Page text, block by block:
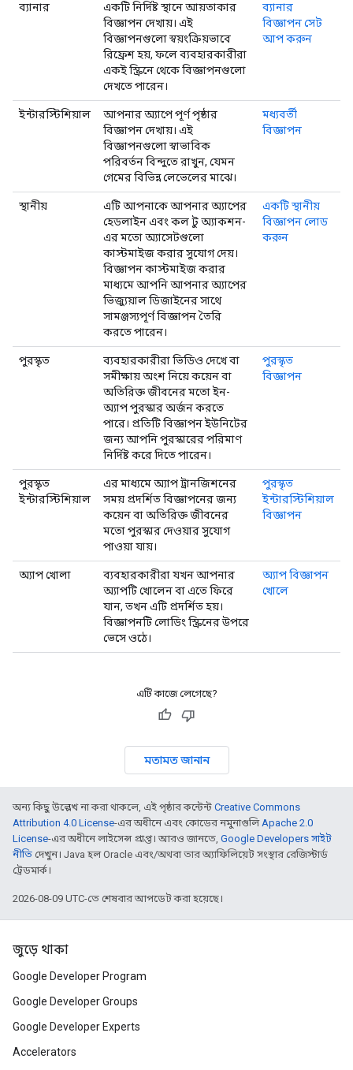
ব্যানার
একটি নির্দিষ্ট স্থানে আয়তাকার
বিজ্ঞাপন দেখায়। এই
বিজ্ঞাপনগুলো স্বয়ংক্রিয়ভাবে
রিফ্রেশ হয়, ফলে ব্যবহারকারীরা
একই স্ক্রিনে থেকে বিজ্ঞাপনগুলো
দেখতে পারেন।
ব্যানার
বিজ্ঞাপন সেট
আপ করুন
ইন্টারস্টিশিয়াল
আপনার অ্যাপে পূর্ণ পৃষ্ঠার
বিজ্ঞাপন দেখায়। এই
বিজ্ঞাপনগুলো স্বাভাবিক
পরিবর্তন বিন্দুতে রাখুন, যেমন
গেমের বিভিন্ন লেভেলের মাঝে।
মধ্যবর্তী
বিজ্ঞাপন
স্থানীয়
এটি আপনাকে আপনার অ্যাপের
হেডলাইন এবং কল টু অ্যাকশন-
এর মতো অ্যাসেটগুলো
কাস্টমাইজ করার সুযোগ দেয়।
বিজ্ঞাপন কাস্টমাইজ করার
মাধ্যমে আপনি আপনার অ্যাপের
ভিজ্যুয়াল ডিজাইনের সাথে
সামঞ্জস্যপূর্ণ বিজ্ঞাপন তৈরি
করতে পারেন।
একটি স্থানীয়
বিজ্ঞাপন লোড
করুন
পুরস্কৃত
ব্যবহারকারীরা ভিডিও দেখে বা
সমীক্ষায় অংশ নিয়ে কয়েন বা
অতিরিক্ত জীবনের মতো ইন-
অ্যাপ পুরস্কার অর্জন করতে
পারে। প্রতিটি বিজ্ঞাপন ইউনিটের
জন্য আপনি পুরস্কারের পরিমাণ
নির্দিষ্ট করে দিতে পারেন।
পুরস্কৃত
বিজ্ঞাপন
পুরস্কৃত
ইন্টারস্টিশিয়াল
এর মাধ্যমে অ্যাপ ট্রানজিশনের
সময় প্রদর্শিত বিজ্ঞাপনের জন্য
কয়েন বা অতিরিক্ত জীবনের
মতো পুরস্কার দেওয়ার সুযোগ
পাওয়া যায়।
পুরস্কৃত
ইন্টারস্টিশিয়াল
বিজ্ঞাপন
অ্যাপ খোলা
ব্যবহারকারীরা যখন আপনার
অ্যাপটি খোলেন বা এতে ফিরে
যান, তখন এটি প্রদর্শিত হয়।
বিজ্ঞাপনটি লোডিং স্ক্রিনের উপরে
ভেসে ওঠে।
অ্যাপ বিজ্ঞাপন
খোলে
এটি কাজে লেগেছে?
মতামত জানান
অন্য কিছু উল্লেখ না করা থাকলে, এই পৃষ্ঠার কন্টেন্ট Creative Commons
Attribution 4.0 License-এর অধীনে এবং কোডের নমুনাগুলিApache 2.0
License-এর অধীনে লাইসেন্স প্রাপ্ত। আরও জানতে, Google Developers সাইট
নীতি দেখুন। Java হল Oracle এবং/অথবা তার অ্যাফিলিয়েট সংস্থার রেজিস্টার্ড
ট্রেডমার্ক।
2026-08-09 UTC-তে শেষবার আপডেট করা হয়েছে।
জুড়ে থাকা
Google Developer Program
Google Developer Groups
Google Developer Experts
Accelerators